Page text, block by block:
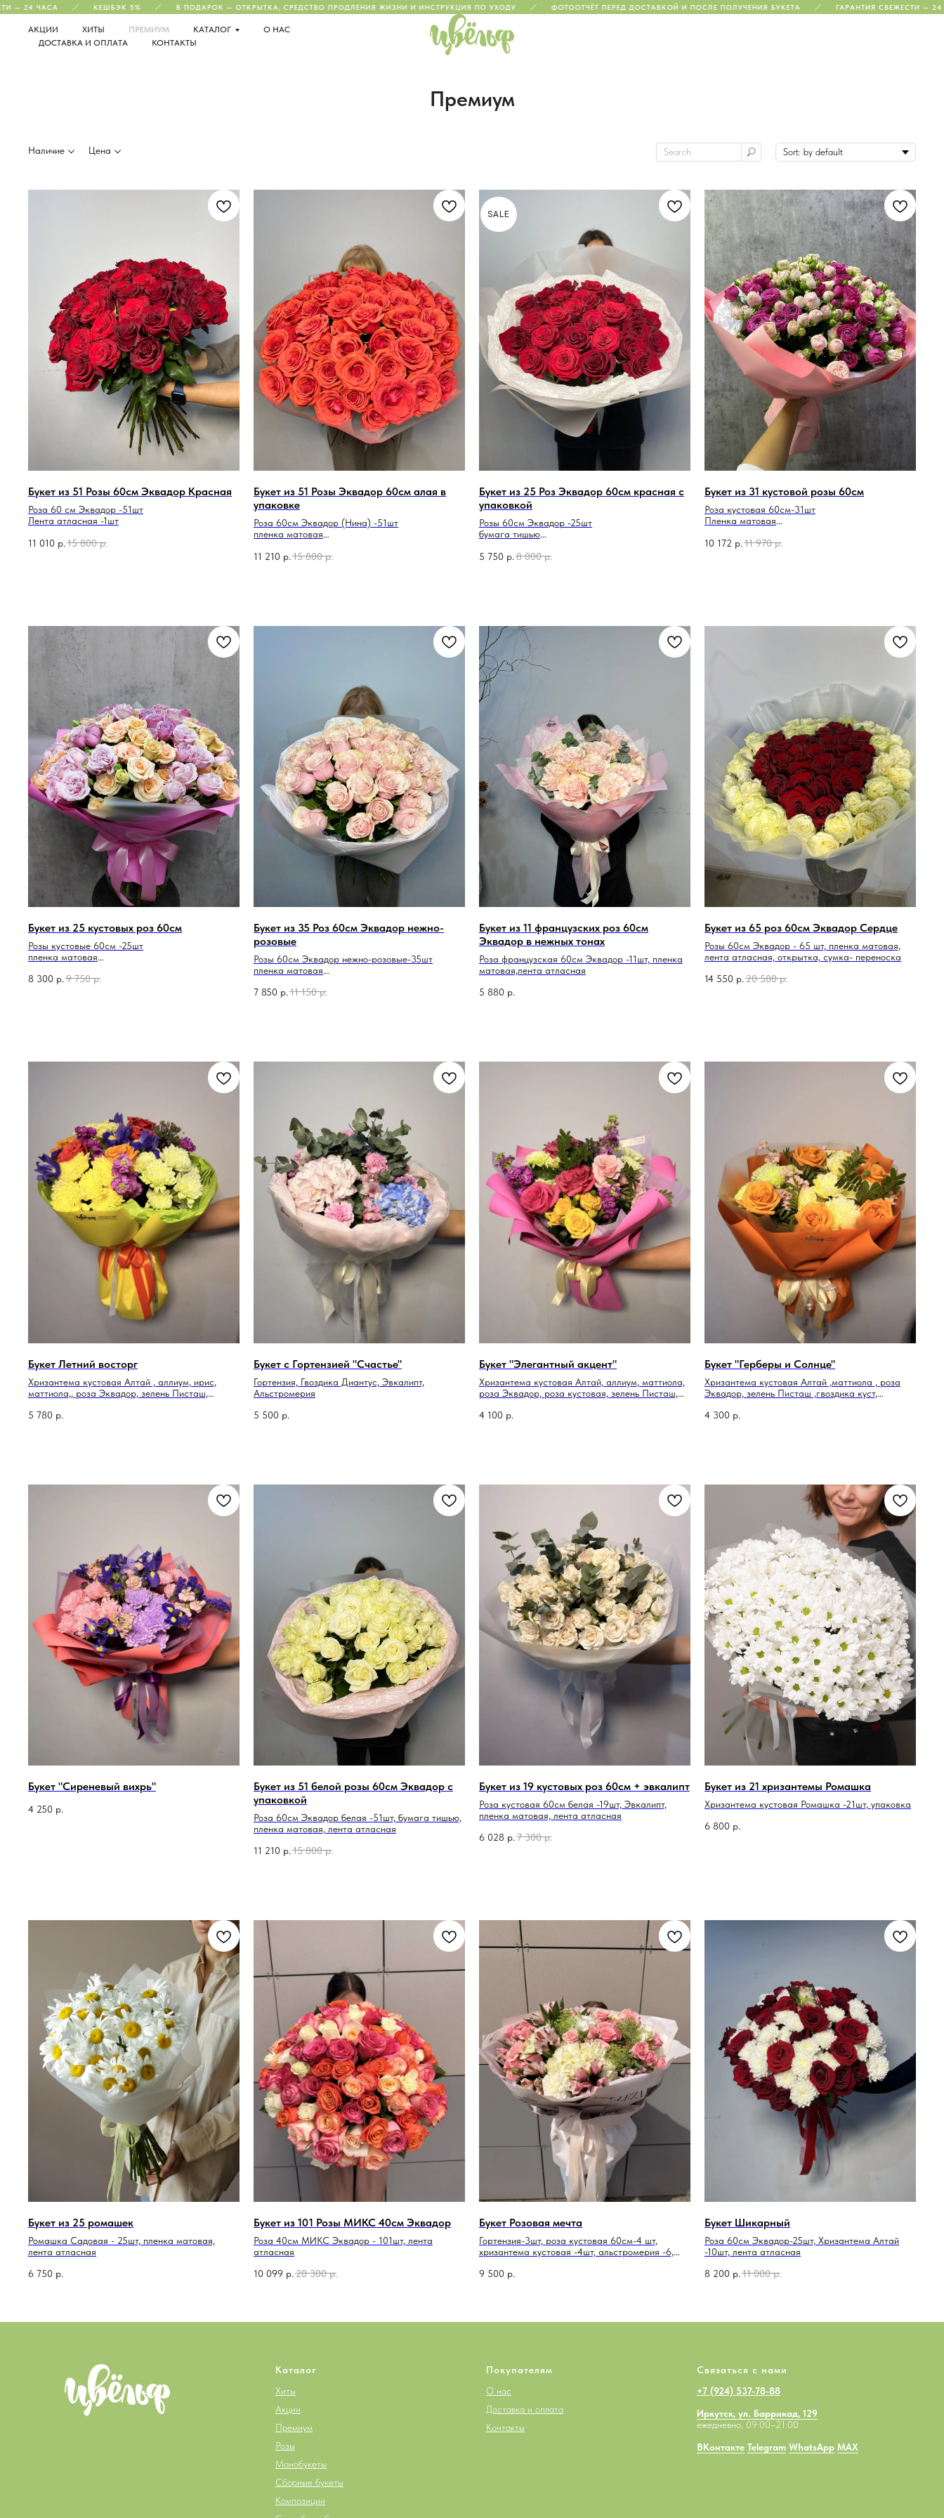
ЧАСА КЕШБЭК 5% В ПОДАРОК — ОТКРЫТКА, СРЕДСТВО ПРОДЛЕНИЯ ЖИЗНИ И ИНСТРУКЦИЯ ПО УХОДУ ФОТООТЧЁТ ПЕРЕД ДОСТАВКОЙ И ПОСЛЕ ПОЛУЧЕНИЯ БУКЕТА ГАРАНТИЯ СВЕЖЕСТИ — 24 ЧАСА
АКЦИИ ХИТЫ ПРЕМИУМ КАТАЛОГ
О НАС
ДОСТАВКА И ОПЛАТА
КОНТАКТЫ
Премиум
Наличие Цена
Букет из 51 Розы 60см Эквадор Красная
Роза 60 см Эквадор -51шт
Лента атласная -1шт
11 010 р. 15 800 р.
Букет из 51 Розы Эквадор 60см алая в
упаковке
Роза 60см Эквадор (Нина) -51шт
пленка матовая
11 210 р. 15 800 р.
SALE
Букет из 25 Роз Эквадор 60см красная с
упаковкой
Розы 60см Эквадор -25шт
бумага тишью
лента атласная
5 750 р. 8 000 р.
Букет из 31 кустовой розы 60см
Роза кустовая 60см-31шт
Пленка матовая
10 172 р. 11 970 р.
Букет из 25 кустовых роз 60см
Розы кустовые 60см -25шт
пленка матовая
8 300 р.9 750 р.
Букет из 35 Роз 60см Эквадор нежно-
розовые
Розы 60см Эквадор нежно-розовые-35шт
пленка матовая
7 850 р.11 150 р.
Букет из 11 французских роз 60см
Эквадор в нежных тонах
Роза французская 60см Эквадор -11шт, пленка
матовая,лента атласная
5 880 р.
Букет из 65 роз 60см Эквадор Сердце
Розы 60см Эквадор - 65 шт, пленка матовая,
лента атласная, открытка, сумка- переноска
14 550 р.20 580 р.
Букет Летний восторг
Хризантема кустовая Алтай , аллиум, ирис,
маттиола,, роза Эквадор, зелень Писташ,
5 780 р.
Букет с Гортензией "Счастье"
Гортензия, Гвоздика Диантус, Эвкалипт,
Альстромерия
5 500 р.
Букет "Элегантный акцент"
Хризантема кустовая Алтай, аллиум, маттиола,
роза Эквадор, роза кустовая, зелень Писташ,
4 100 р.
Букет "Герберы и Солнце"
Хризантема кустовая Алтай ,маттиола , роза
Эквадор, зелень Писташ ,гвоздика куст,
4 300 р.
Букет "Сиреневый вихрь"
4 250 р.
Букет из 51 белой розы 60см Эквадор с
упаковкой
Роза 60см Эквадор белая -51шт, бумага тишью,
пленка матовая, лента атласная
11 210 р.15 800 р.
Букет из 19 кустовых роз 60см + эвкалипт
Роза кустовая 60см белая -19шт, Эвкалипт,
пленка матовая, лента атласная
6 028 р.7 300 р.
Букет из 21 хризантемы Ромашка
Хризантема кустовая Ромашка -21шт, упаковка
6 800 р.
Букет из 25 ромашек
Ромашка Садовая - 25шт, пленка матовая,
лента атласная
6 750 р.
Букет из 101 Розы МИКС 40см Эквадор
Роза 40см МИКС Эквадор - 101шт, лента
атласная
10 099 р. 20 300 р.
Букет Розовая мечта
Гортензия-3шт, роза кустовая 60см-4 шт,
хризантема кустовая -4шт, альстромерия -6,
упаковка двойная, лента атласная
9 500 р.
Букет Шикарный
Роза 60см Эквадор-25шт, Хризантема Алтай
-10шт, лента атласная
8 200 р. 11 000 р.
Каталог
Хиты
Акции
Премиум
Розы
Монобукеты
Сборные букеты
Композиции
Покупателям
О нас
Доставка и оплата
Контакты
Связаться с нами
+7 (924) 537-78-88
Иркутск, ул. Баррикад, 129
ежедневно, 09:00–21:00
ВКонтакте Telegram WhatsApp MAX